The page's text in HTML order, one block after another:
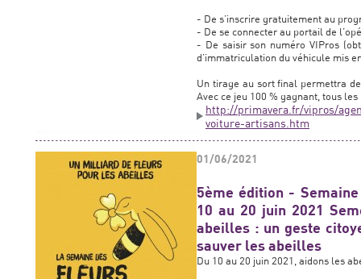
- De s’inscrire gratuitement au
- De se connecter au portail de
- De saisir son numéro VIPros
d’immatriculation du véhicule mis
Un tirage au sort final permettra
Avec ce jeu 100 % gagnant, tous
http://primavera.fr/vipros/
voiture-artisans.htm
01/06/2021
5ème édition -
10 au 20 juin 2021
abeilles : un geste
sauver les abeilles
Du 10 au 20 juin 2021, aidons les